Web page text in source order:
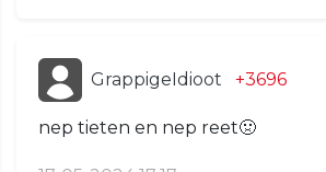
GrappigeIdioot +3696
nep tieten en nep reet🤢